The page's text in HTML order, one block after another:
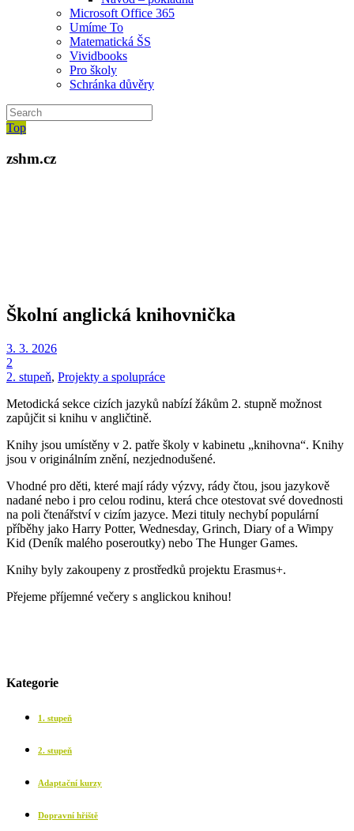
Microsoft Office 365
Umíme To
Matematická ŠS
Vividbooks
Pro školy
Schránka důvěry
Top
zshm.cz
Školní anglická knihovnička
3. 3. 2026
2
2. stupeň, Projekty a spolupráce
Metodická sekce cizích jazyků nabízí žákům 2. stupně možnost
zapůjčit si knihu v angličtině.
Knihy jsou umístěny v 2. patře školy v kabinetu „knihovna“. Knihy
jsou v originálním znění, nezjednodušené.
Vhodné pro děti, které mají rády výzvy, rády čtou, jsou jazykově
nadané nebo i pro celou rodinu, která chce otestovat své dovednosti
na poli čtenářství v cizím jazyce. Mezi tituly nechybí populární
příběhy jako Harry Potter, Wednesday, Grinch, Diary of a Wimpy
Kid (Deník malého poseroutky) nebo The Hunger Games.
Knihy byly zakoupeny z prostředků projektu Erasmus+.
Přejeme příjemné večery s anglickou knihou!
Kategorie
1. stupeň
2. stupeň
Adaptační kurzy
Dopravní hřiště